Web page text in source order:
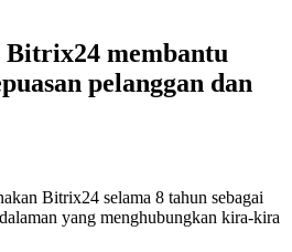
membantu
pelanggan dan
Bitrix24 selama 8 tahun sebagai
yang menghubungkan kira-kira